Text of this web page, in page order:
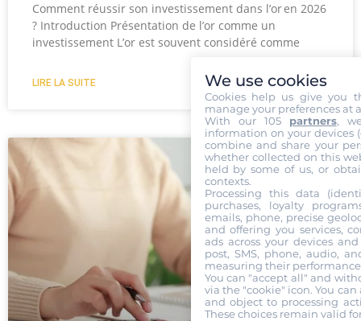
Comment réussir son investissement dans l’or en 2026
? Introduction Présentation de l’or comme un
investissement L’or est souvent considéré comme
LIRE LA SUITE We use cookies
Cookies help us give you
manage your preferences at
With our 105 partners,
information on your devices
combine and share your
whether collected on this
held by some of us, or
contexts.
Processing this data
purchases, loyalty
emails, phone, precise
and offering you services,
ads across your devices
post, SMS, phone, audio,
measuring their
You can "accept all" and
via the "cookie" icon. You
and object to processing
These choices remain valid